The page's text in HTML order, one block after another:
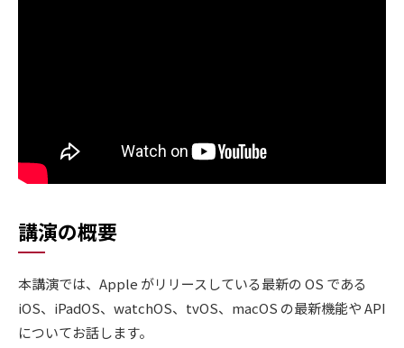
講演の概要
本講演では、Apple がリリースしている最新の OS である
iOS、iPadOS、watchOS、tvOS、macOS の最新機能や API
についてお話します。